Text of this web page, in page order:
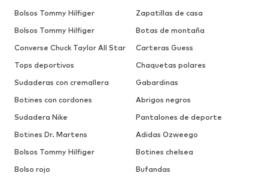
Bolsos Tommy Hilfiger
Zapatillas de casa
Bolsos Tommy Hilfiger
Botas de montaña
Converse Chuck Taylor All Star
Carteras Guess
Tops deportivos
Chaquetas polares
Sudaderas con cremallera
Gabardinas
Botines con cordones
Abrigos negros
Sudadera Nike
Pantalones de deporte
Botines Dr. Martens
Adidas Ozweego
Bolsos Tommy Hilfiger
Botines chelsea
Bolso rojo
Bufandas